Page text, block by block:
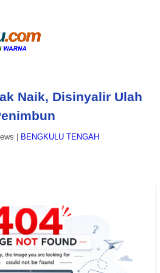
Naik, Disinyalir Ulah
BENGKULU TENGAH